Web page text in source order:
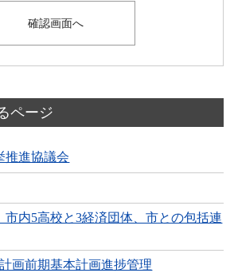
ページ
推進協議会
市内5高校と3経済団体、市との包括連
画前期基本計画進捗管理